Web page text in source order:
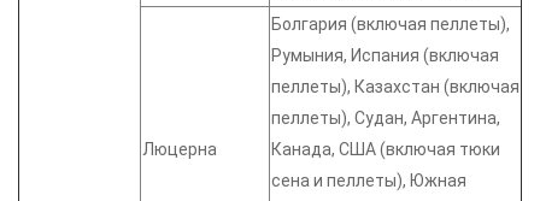
Люцерна
Болгария (включая пеллеты),
Румыния, Испания (включая
пеллеты), Казахстан (включая
пеллеты), Судан, Аргентина,
Канада, США (включая тюки
сена и пеллеты), Южная